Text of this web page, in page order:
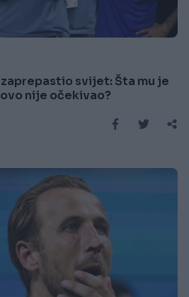
svijet: Šta mu je
nije očekivao?